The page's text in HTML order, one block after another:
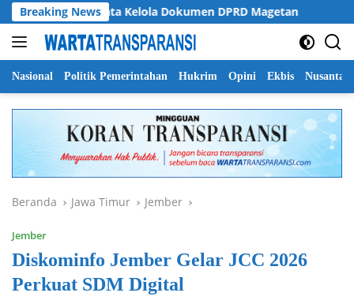
Langsung
ke
konten
Breaking News
Soroti Tata Kelola Dokumen DPRD Magetan
Nasional Politik Pemerintahan Hukrim Opini Ekbis Nusantara
Beranda Jawa Timur Jember
Jember
Diskominfo Jember Gelar JCC 2026
Perkuat SDM Digital